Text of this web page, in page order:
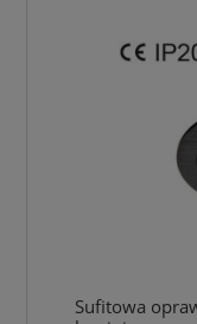
Sufitowa